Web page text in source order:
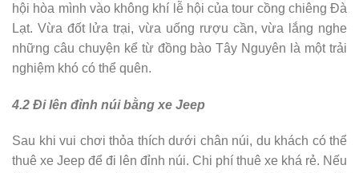
hội hòa mình vào không khí lễ hội của tour cồng chiêng Đà
Lạt. Vừa đốt lửa trại, vừa uống rượu cần, vừa lắng nghe
những câu chuyện kể từ đồng bào Tây Nguyên là một trải
nghiệm khó có thể quên.
4.2 Đi lên đỉnh núi bằng xe Jeep
Sau khi vui chơi thỏa thích dưới chân núi, du khách có thể
thuê xe Jeep để đi lên đỉnh núi. Chi phí thuê xe khá rẻ. Nếu